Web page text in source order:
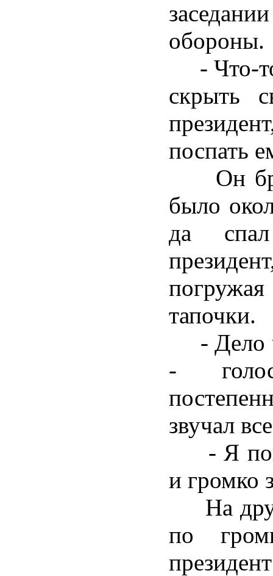
обороны.
- Что-то
скрыть
поспать
Он
было
да
тапочки.
- Дело
- голос
звучал
- Я
и громко
На
по